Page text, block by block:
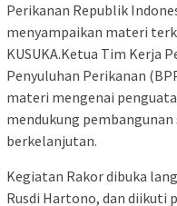
Perikanan Republik
menyampaikan materi
KUSUKA.Ketua Tim Kerja
Penyuluhan Perikanan
materi mengenai
mendukung
berkelanjutan.
Kegiatan Rakor dibuka
Rusdi Hartono, dan diikuti